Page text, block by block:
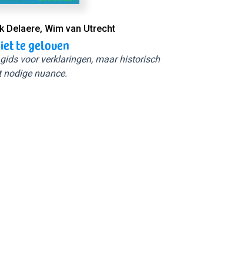
Delaere, Wim van Utrecht
te geloven
voor verklaringen, maar historisch
nodige nuance.